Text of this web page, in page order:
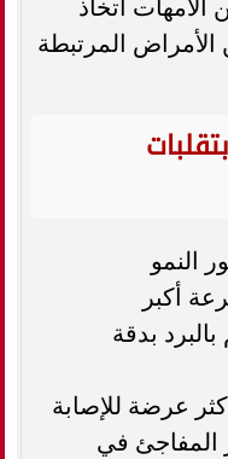
المرتبطة
النمو
أكبر
بدقة
عرضة للإصابة
المفاجئ في